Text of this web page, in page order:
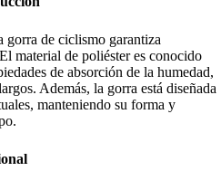
gorra de ciclismo garantiza
material de poliéster es conocido
de absorción de la humedad,
Además, la gorra está diseñada
manteniendo su forma y